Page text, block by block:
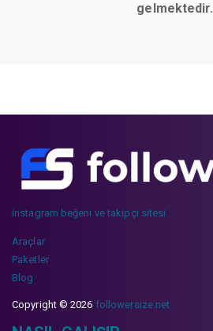
gelmektedir.
instagram beğeni ve takipçi sitesi
Araçlar
Paketler
Blog
Copyright © 2026 followersize.net